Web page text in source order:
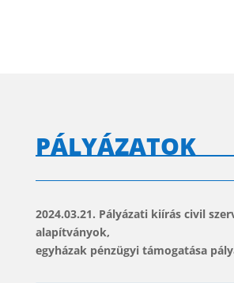
PÁLYÁZATOK
2024.03.21. Pályázati kiírás civil
alapítványok,
egyházak pénzügyi támogatása